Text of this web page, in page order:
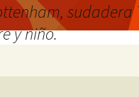
y niño.